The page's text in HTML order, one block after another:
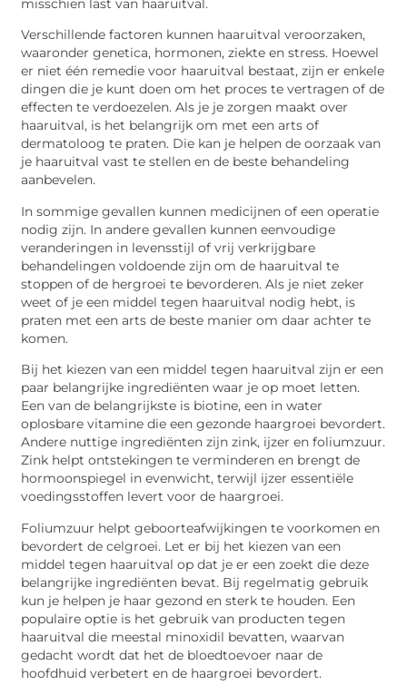
misschien last van haaruitval.
Verschillende factoren kunnen haaruitval veroorzaken,
waaronder genetica, hormonen, ziekte en stress. Hoewel
er niet één remedie voor haaruitval bestaat, zijn er enkele
dingen die je kunt doen om het proces te vertragen of de
effecten te verdoezelen. Als je je zorgen maakt over
haaruitval, is het belangrijk om met een arts of
dermatoloog te praten. Die kan je helpen de oorzaak van
je haaruitval vast te stellen en de beste behandeling
aanbevelen.
In sommige gevallen kunnen medicijnen of een operatie
nodig zijn. In andere gevallen kunnen eenvoudige
veranderingen in levensstijl of vrij verkrijgbare
behandelingen voldoende zijn om de haaruitval te
stoppen of de hergroei te bevorderen. Als je niet zeker
weet of je een middel tegen haaruitval nodig hebt, is
praten met een arts de beste manier om daar achter te
komen.
Bij het kiezen van een middel tegen haaruitval zijn er een
paar belangrijke ingrediënten waar je op moet letten.
Een van de belangrijkste is biotine, een in water
oplosbare vitamine die een gezonde haargroei bevordert.
Andere nuttige ingrediënten zijn zink, ijzer en foliumzuur.
Zink helpt ontstekingen te verminderen en brengt de
hormoonspiegel in evenwicht, terwijl ijzer essentiële
voedingsstoffen levert voor de haargroei.
Foliumzuur helpt geboorteafwijkingen te voorkomen en
bevordert de celgroei. Let er bij het kiezen van een
middel tegen haaruitval op dat je er een zoekt die deze
belangrijke ingrediënten bevat. Bij regelmatig gebruik
kun je helpen je haar gezond en sterk te houden. Een
populaire optie is het gebruik van producten tegen
haaruitval die meestal minoxidil bevatten, waarvan
gedacht wordt dat het de bloedtoevoer naar de
hoofdhuid verbetert en de haargroei bevordert.